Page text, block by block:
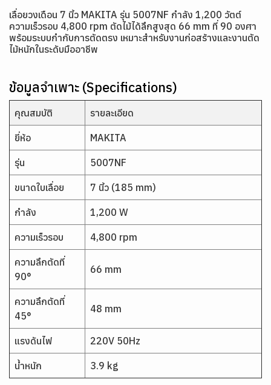
เลื่อยวงเดือน 7 นิ้ว MAKITA รุ่น 5007NF กำลัง 1,200 วัตต์
ความเร็วรอบ 4,800 rpm ตัดไม้ได้ลึกสูงสุด 66 mm ที่ 90 องศา
พร้อมระบบกำกับการตัดตรง เหมาะสำหรับงานก่อสร้างและงานตัด
ไม้หนักในระดับมืออาชีพ
ข้อมูลจำเพาะ (Specifications)
คุณสมบัติ รายละเอียด
ยี่ห้อ MAKITA
รุ่น 5007NF
ขนาดใบเลื่อย 7 นิ้ว (185 mm)
กำลัง 1,200 W
ความเร็วรอบ 4,800 rpm
ความลึกตัดที่
90°
66 mm
ความลึกตัดที่
45°
48 mm
แรงดันไฟ 220V 50Hz
น้ำหนัก 3.9 kg